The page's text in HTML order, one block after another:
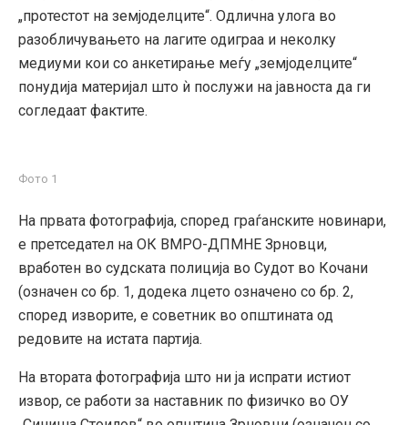
„протестот на земјоделците“. Одлична улога во
разобличувањето на лагите одиграа и неколку
медиуми кои со анкетирање меѓу „земјоделците“
понудија материјал што ѝ послужи на јавноста да ги
согледаат фактите.
Фото 1
На првата фотографија, според граѓанските новинари,
е претседател на ОК ВМРО-ДПМНЕ Зрновци,
вработен во судската полиција во Судот во Кочани
(означен со бр. 1, додека лцето означено со бр. 2,
според изворите, е советник во општината од
редовите на истата партија.
На втората фотографија што ни ја испрати истиот
извор, се работи за наставник по физичко во ОУ